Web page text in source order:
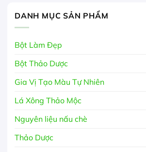
DANH MỤC SẢN PHẨM
Bột Làm Đẹp
Bột Thảo Dược
Gia Vị Tạo Màu Tự Nhiên
Lá Xông Thảo Mộc
Nguyên liệu nấu chè
Thảo Dược